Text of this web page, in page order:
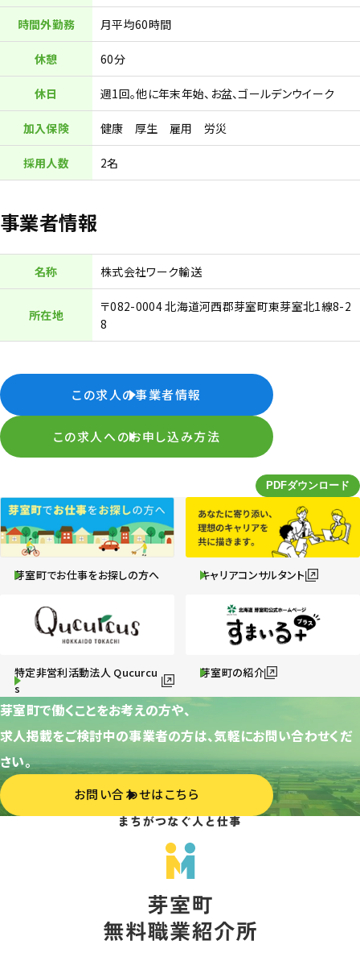
時間外勤務 月平均60時間
休憩 60分
休日 週1回。他に年末年始、お盆、ゴールデンウイーク
加入保険 健康 厚生 雇用 労災
採用人数 2名
事業者情報
名称 株式会社ワーク輸送
所在地
〒082-0004 北海道河西郡芽室町東芽室北1線8-2
8
この求人の事業者情報
この求人へのお申し込み方法
芽室町でお仕事をお探しの方へ キャリアコンサルタント
特定非営利活動法人 Qucurcu
s
芽室町の紹介
芽室町で働くことをお考えの方や、
求人掲載をご検討中の事業者の方は、気軽にお問い合わせくだ
さい。
お問い合わせはこちら